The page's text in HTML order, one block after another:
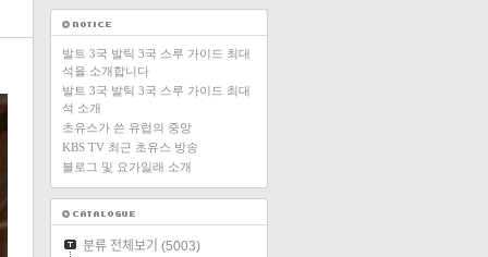
발트 3국 발틱 3국 스루 가이드 최대
석을 소개합니다
발트 3국 발틱 3국 스루 가이드 최대
석 소개
초유스가 쓴 유럽의 중앙
KBS TV 최근 초유스 방송
블로그 및 요가일래 소개
분류 전체보기 (5003)